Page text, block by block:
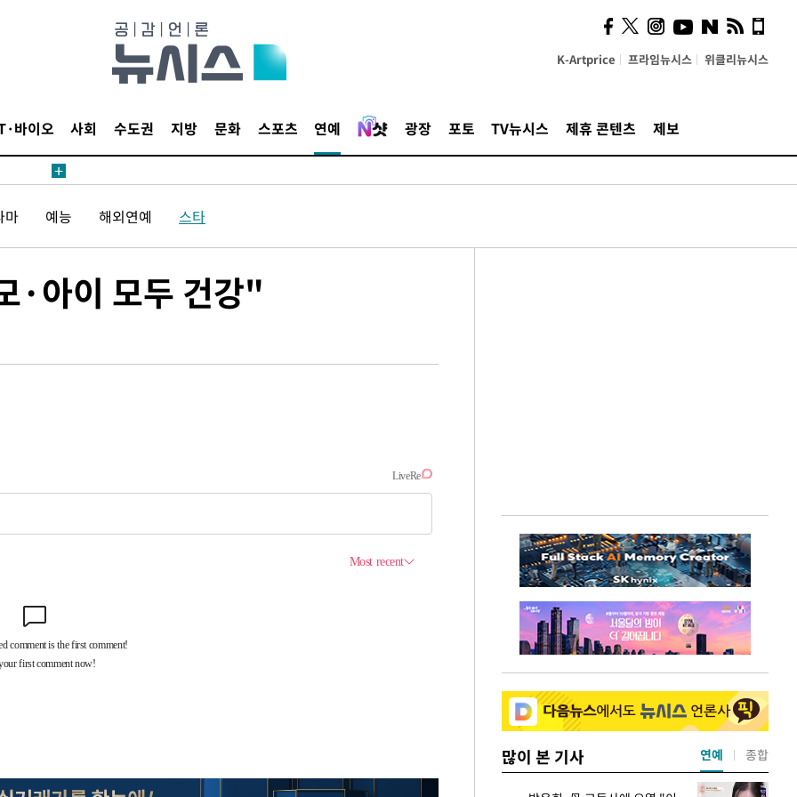
K-Artprice 프라임뉴시스 위클리뉴시스
바이오 사회 수도권 지방 문화 스포츠 연예 광장 포토 TV뉴시스 제휴 콘텐츠 제보
일 후
마 예능 해외연예 스타
·아이 모두 건강"
많이 본 기사 연예 종합